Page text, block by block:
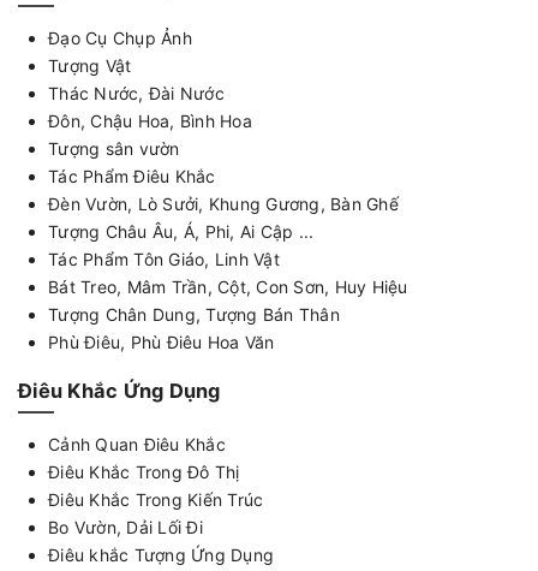
Đạo Cụ Chụp Ảnh
Tượng Vật
Thác Nước, Đài Nước
Đôn, Chậu Hoa, Bình Hoa
Tượng sân vườn
Tác Phẩm Điêu Khắc
Đèn Vườn, Lò Sưởi, Khung Gương, Bàn Ghế
Tượng Châu Âu, Á, Phi, Ai Cập ...
Tác Phẩm Tôn Giáo, Linh Vật
Bát Treo, Mâm Trần, Cột, Con Sơn, Huy Hiệu
Tượng Chân Dung, Tượng Bán Thân
Phù Điêu, Phù Điêu Hoa Văn
Điêu Khắc Ứng Dụng
Cảnh Quan Điêu Khắc
Điêu Khắc Trong Đô Thị
Điêu Khắc Trong Kiến Trúc
Bo Vườn, Dải Lối Đi
Điêu khắc Tượng Ứng Dụng